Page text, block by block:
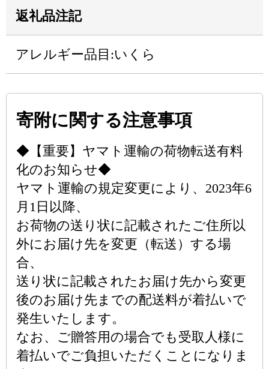
返礼品注記
アレルギー品目:いくら
寄附に関する注意事項
◆【重要】ヤマト運輸の荷物転送有料
化のお知らせ◆
ヤマト運輸の規定変更により、2023年6
月1日以降、
お荷物の送り状に記載されたご住所以
外にお届け先を変更（転送）する場
合、
送り状に記載されたお届け先から変更
後のお届け先までの配送料が着払いで
発生いたします。
なお、ご贈答用の場合でも受取人様に
着払いでご負担いただくことになりま